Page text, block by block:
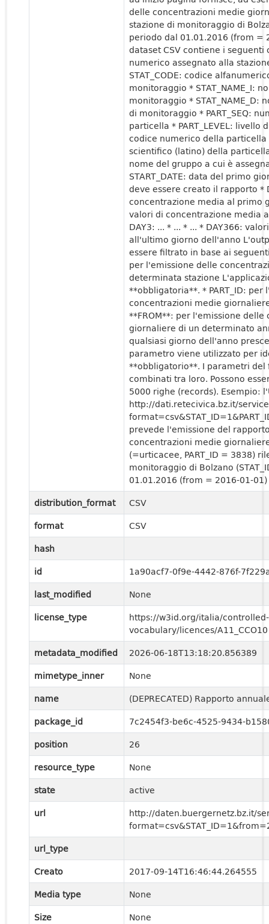
delle concentrazioni medie
stazione di monitoraggio di
periodo dal 01.01.2016 (from =
dataset CSV contiene i seguenti
numerico assegnato alla
STAT_CODE: codice
monitoraggio * STAT_NAME_I:
monitoraggio * STAT_NAME_D:
di monitoraggio * PART_SEQ:
particella * PART_LEVEL: livello
codice numerico della particella
scientifico (latino) della particella
nome del gruppo a cui è
START_DATE: data del primo
deve essere creato il rapporto *
concentrazione media al primo
valori di concentrazione media
DAY3: ... * ... * ... * DAY366:
all'ultimo giorno dell'anno
essere filtrato in base ai
per l'emissione delle
determinata stazione
**obbligatoria**. * PART_ID: per
concentrazioni medie
**FROM**: per l'emissione
giornaliere di un determinato
qualsiasi giorno dell'anno
parametro viene utilizzato per
**obbligatorio**. I parametri del
combinati tra loro. Possono
5000 righe (records). Esempio:
http://dati.retecivica.bz.it/
prevede l'emissione del
concentrazioni medie
(=urticacee, PART_ID = 3838)
monitoraggio di Bolzano
01.01.2016 (from = 2016-01-
distribution_format
CSV
format
CSV
hash
id
1a90acf7-0f9e-4442-876f-
last_modified
None
license_type
https://w3id.org/italia/controlled-
vocabulary/licences/A11_CCO10
metadata_modified
2026-06-18T13:18:20.856389
mimetype_inner
None
name
(DEPRECATED) Rapporto
package_id
7c2454f3-be6c-4525-9434-
position
26
resource_type
None
state
active
url
http://daten.buergernetz.bz.it/
url_type
Creato
2017-09-14T16:46:44.264555
Media type
None
Size
None